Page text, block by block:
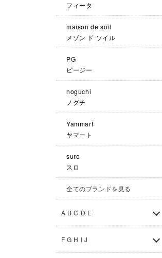
フィータ
maison de soil
メゾン ド ソイル
PG
ピージー
noguchi
ノグチ
Yammart
ヤマート
suro
スロ
全てのブランドを見る
A B C D E
F G H I J